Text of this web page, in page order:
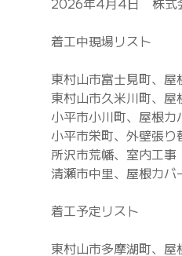
着工中現場リスト
東村山市富士見町、
東村山市久米川町、屋
小平市小川町、屋根カ
小平市栄町、外壁張り
所沢市荒幡、室内工事
清瀬市中里、屋根カバ
着工予定リスト
東村山市多摩湖町、